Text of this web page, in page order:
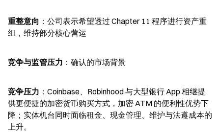
重整意向 ：公司表示希望透过 Chapter 11 程序进行资产重
组，维持部分核心营运
竞争与监管压力 ：确认的市场背景
竞争压力 ：Coinbase、Robinhood 与大型银行 App 相继提
供更便捷的加密货币购买方式，加密 ATM 的便利性优势下
降；实体机台同时面临租金、现金管理、维护与法遵成本的
上升。